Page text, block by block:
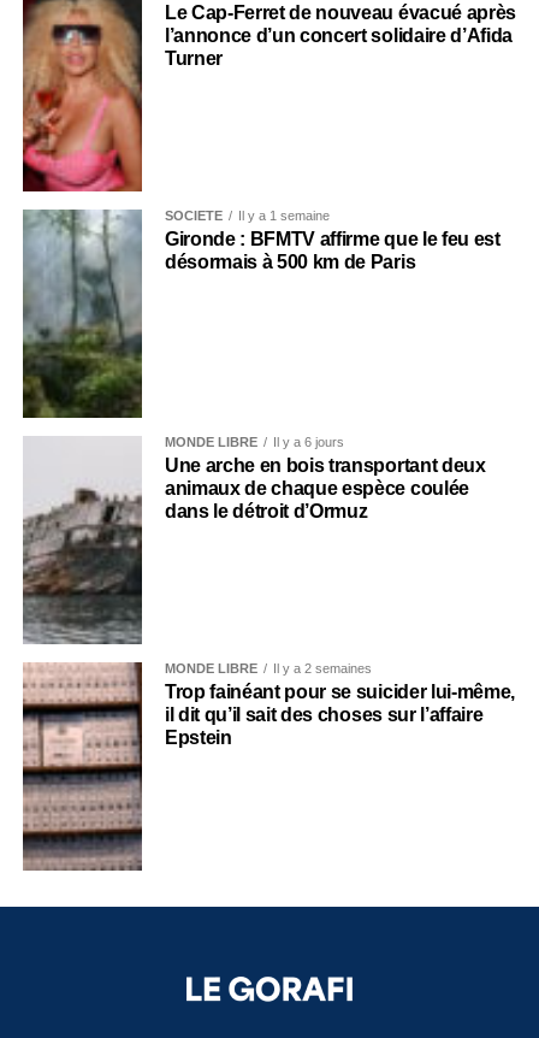
Le Cap-Ferret de nouveau évacué après
l’annonce d’un concert solidaire d’Afida
Turner
SOCIÉTÉ Il y a 1 semaine
Gironde : BFMTV affirme que le feu est
désormais à 500 km de Paris
MONDE LIBRE Il y a 6 jours
Une arche en bois transportant deux
animaux de chaque espèce coulée
dans le détroit d’Ormuz
MONDE LIBRE Il y a 2 semaines
Trop fainéant pour se suicider lui-même,
il dit qu’il sait des choses sur l’affaire
Epstein